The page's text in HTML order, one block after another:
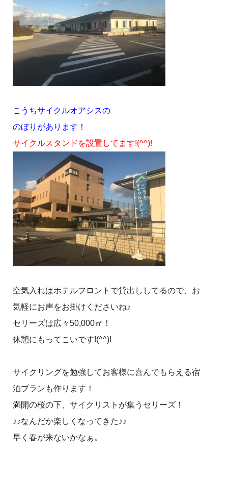
こうちサイクルオアシスの
のぼりがあります！
サイクルスタンドを設置してます!(^^)!
空気入れはホテルフロントで貸出ししてるので、お
気軽にお声をお掛けくださいね♪
セリーズは広々50,000㎡！
休憩にもってこいです!(^^)!
サイクリングを勉強してお客様に喜んでもらえる宿
泊プランも作ります！
満開の桜の下、サイクリストが集うセリーズ！
♪♪なんだか楽しくなってきた♪♪
早く春が来ないかなぁ。